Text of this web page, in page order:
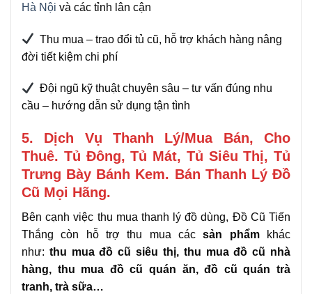
Hà Nội và các tỉnh lân cận
Thu mua – trao đổi tủ cũ, hỗ trợ khách hàng nâng
đời tiết kiệm chi phí
Đội ngũ kỹ thuật chuyên sâu – tư vấn đúng nhu
cầu – hướng dẫn sử dụng tận tình
5. Dịch Vụ Thanh Lý/Mua Bán, Cho
Thuê. Tủ Đông, Tủ Mát, Tủ Siêu Thị, Tủ
Trưng Bày Bánh Kem. Bán Thanh Lý Đồ
Cũ Mọi Hãng.
Bên cạnh việc thu mua thanh lý đồ dùng, Đồ Cũ Tiến
Thắng còn hỗ trợ thu mua cácsản phẩmkhác
như: thu mua đồ cũ siêu thị, thu mua đồ cũ nhà
hàng, thu mua đồ cũ quán ăn, đồ cũ quán trà
tranh, trà sữa…